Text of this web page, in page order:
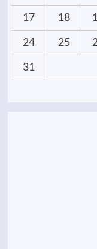
17 18
24 25
31